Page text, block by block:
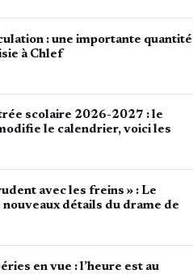
: une importante quantité
à Chlef
scolaire 2026-2027 : le
le calendrier, voici les
avec les freins » : Le
détails du drame de
en vue : l’heure est au